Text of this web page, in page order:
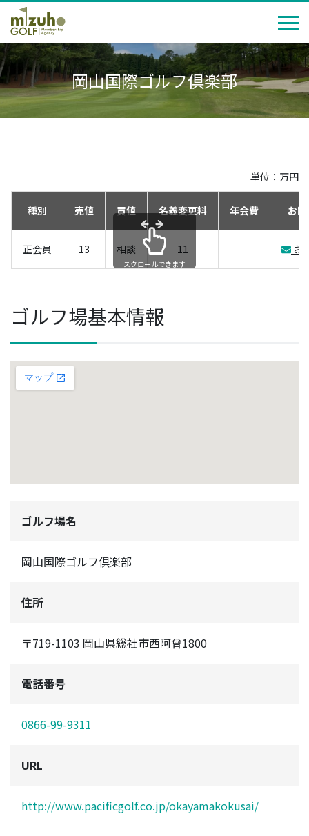
岡山国際ゴルフ倶楽部
単位：万円
種別 売値 買値 名義変更料 年会費 お
正会員 13 相談 11 お
スクロールできます
ゴルフ場基本情報
ゴルフ場名
岡山国際ゴルフ倶楽部
住所
〒719-1103 岡山県総社市西阿曾1800
電話番号
0866-99-9311
URL
http://www.pacificgolf.co.jp/okayamakokusai/